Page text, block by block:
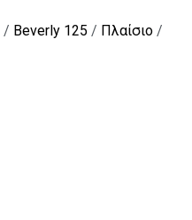
/ Beverly 125 / Πλαίσιο /